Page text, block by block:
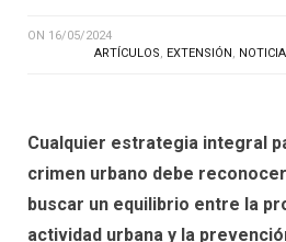
ON 16/05/2024
ARTÍCULOS, EXTENSIÓN,
Cualquier estrategia integral
crimen urbano debe
buscar un equilibrio entre la
actividad urbana y la